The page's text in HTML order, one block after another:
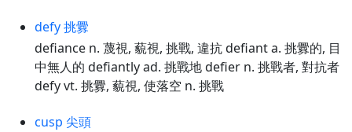
defy 挑釁
defiance n. 蔑視, 藐視, 挑戰, 違抗 defiant a. 挑釁的, 目
中無人的 defiantly ad. 挑戰地 defier n. 挑戰者, 對抗者
defy vt. 挑釁, 藐視, 使落空 n. 挑戰
cusp 尖頭